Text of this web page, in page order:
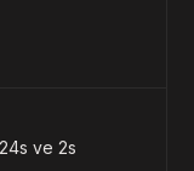
ve 2s